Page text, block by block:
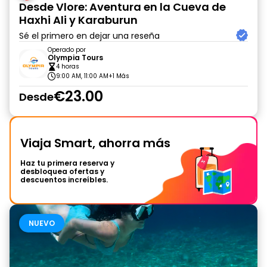
Desde Vlore: Aventura en la Cueva de
Haxhi Ali y Karaburun
Sé el primero en dejar una reseña
Operado por
Olympia Tours
4 horas
9:00 AM, 11:00 AM+1 Más
Desde€23.00
Viaja Smart, ahorra más
Haz tu primera reserva y
desbloquea ofertas y
descuentos increíbles.
NUEVO